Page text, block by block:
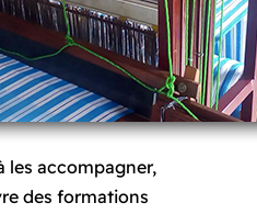
les accompagner,
des formations